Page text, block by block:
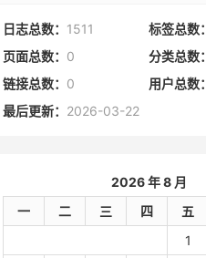
日志总数： 1511 标签总数：
页面总数： 0 分类总数：
链接总数： 0 用户总数：
最后更新： 2026-03-22
2026 年 8 月
一
二 三 四 五
1